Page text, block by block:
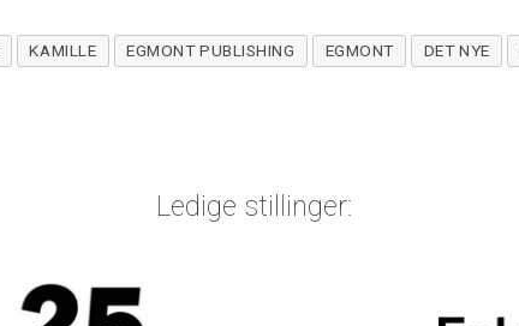
KAMILLE EGMONT PUBLISHING EGMONT DET NYE
Ledige stillinger: